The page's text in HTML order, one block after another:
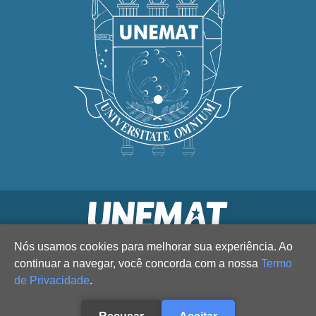
Nós usamos cookies para melhorar sua experiência. Ao
continuar a navegar, você concorda com a nossa Termo
de Privacidade.